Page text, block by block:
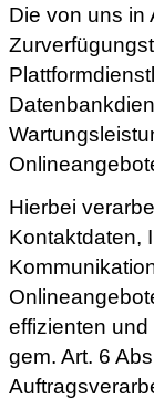
Die von uns in
Hierbei
Kontaktdaten,
effizienten
gem. Art. 6